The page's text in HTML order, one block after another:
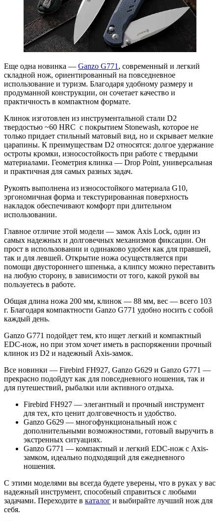
Еще одна новинка — Ganzo G771 , современный и легкий
складной нож, ориентированный на повседневное
использование и туризм. Благодаря удобному размеру и
продуманной конструкции, он сочетает качество и
практичность в компактном формате.
Клинок изготовлен из инструментальной стали D2
твердостью ~60 HRC с покрытием Stonewash, которое не
только придает стильный матовый вид, но и скрывает мелкие
царапины. К преимуществам D2 относятся: долгое удержание
остроты кромки, износостойкость при работе с твердыми
материалами. Геометрия клинка — Drop Point, универсальная
и практичная для самых разных задач.
Рукоять выполнена из износостойкого материала G10,
эргономичная форма и текстурированная поверхность
накладок обеспечивают комфорт при длительном
использовании.
Главное отличие этой модели — замок Axis Lock, один из
самых надежных и долговечных механизмов фиксации. Он
прост в использовании и одинаково удобен как для правшей,
так и для левшей. Открытие ножа осуществляется при
помощи двустороннего шпенька, а клипсу можно переставить
на любую сторону, в зависимости от того, какой рукой вы
пользуетесь в работе.
Общая длина ножа 200 мм, клинок — 88 мм, вес — всего 103
г. Благодаря компактности Ganzo G771 удобно носить с собой
каждый день.
Ganzo G771 подойдет тем, кто ищет легкий и компактный
EDC-нож, но при этом хочет иметь в распоряжении прочный
клинок из D2 и надежный Axis-замок.
Все новинки — Firebird FH927, Ganzo G629 и Ganzo G771 —
прекрасно подойдут как для повседневного ношения, так и
для путешествий, рыбалки или активного отдыха.
Firebird FH927 — элегантный и прочный инструмент
для тех, кто ценит долговечность и удобство.
Ganzo G629 — многофункциональный нож с
дополнительными возможностями, готовый выручить в
экстренных ситуациях.
Ganzo G771 — компактный и легкий EDC-нож с Axis-
замком, идеально подходящий для ежедневного
ношения.
С этими моделями вы всегда будете уверены, что в руках у вас
надежный инструмент, способный справиться с любыми
задачами. Переходите в каталог и выбирайте лучший нож для
себя.